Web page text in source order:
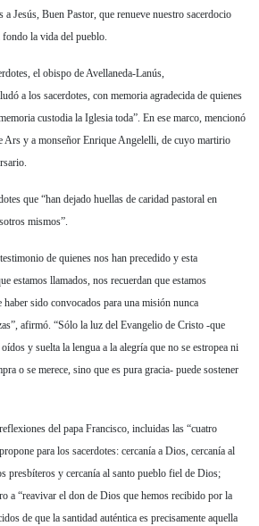
Jesús, Buen Pastor, que renueve nuestro sacerdocio
fondo la vida del pueblo.
el obispo de Avellaneda-Lanús,
a los sacerdotes, con memoria agradecida de quienes
custodia la Iglesia toda”. En ese marco, mencionó
Ars y a monseñor Enrique Angelelli, de cuyo martirio
que “han dejado huellas de caridad pastoral en
mismos”.
de quienes nos han precedido y esta
estamos llamados, nos recuerdan que estamos
sido convocados para una misión nunca
afirmó. “Sólo la luz del Evangelio de Cristo -que
y suelta la lengua a la alegría que no se estropea ni
o se merece, sino que es pura gracia- puede sostener
del papa Francisco, incluidas las “cuatro
para los sacerdotes: cercanía a Dios, cercanía al
presbíteros y cercanía al santo pueblo fiel de Dios;
a “reavivar el don de Dios que hemos recibido por la
de que la santidad auténtica es precisamente aquella